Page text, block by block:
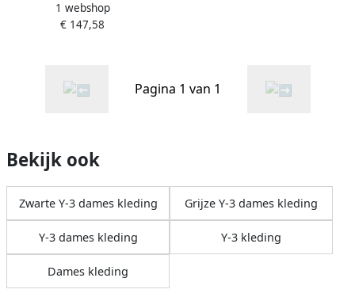
shirt White Dames
1 webshop
€ 147,58
Pagina 1 van 1
Bekijk ook
Zwarte Y-3 dames kleding Grijze Y-3 dames kleding
Y-3 dames kleding Y-3 kleding
Dames kleding